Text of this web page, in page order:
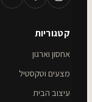
קטגוריות
אחסון וארגון
מצעים וטקסטיל
עיצוב הבית